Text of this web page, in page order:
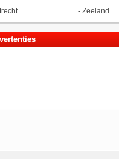
- Zeeland